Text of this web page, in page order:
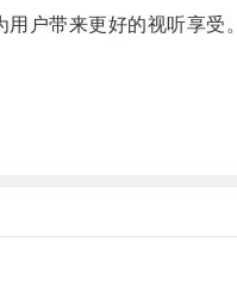
户带来更好的视听享受。